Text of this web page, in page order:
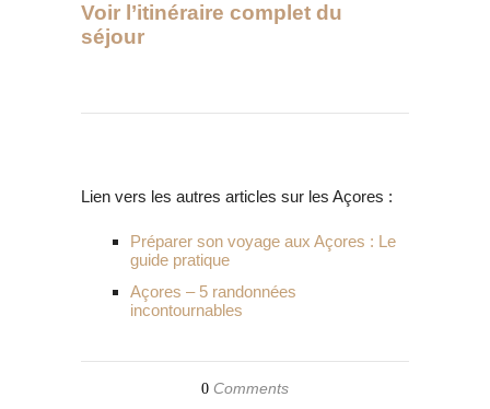
Voir l’itinéraire complet du
séjour
Lien vers les autres articles sur les Açores :
Préparer son voyage aux Açores : Le
guide pratique
Açores – 5 randonnées
incontournables
0 Comments